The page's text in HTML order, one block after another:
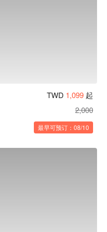
TWD 1,099 起
2,000
最早可预订：08/10